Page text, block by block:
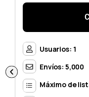
Usuarios: 1
Envíos: 5,000
Máximo de